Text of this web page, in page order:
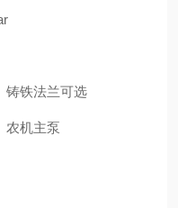
铸铁法兰可选
农机主泵